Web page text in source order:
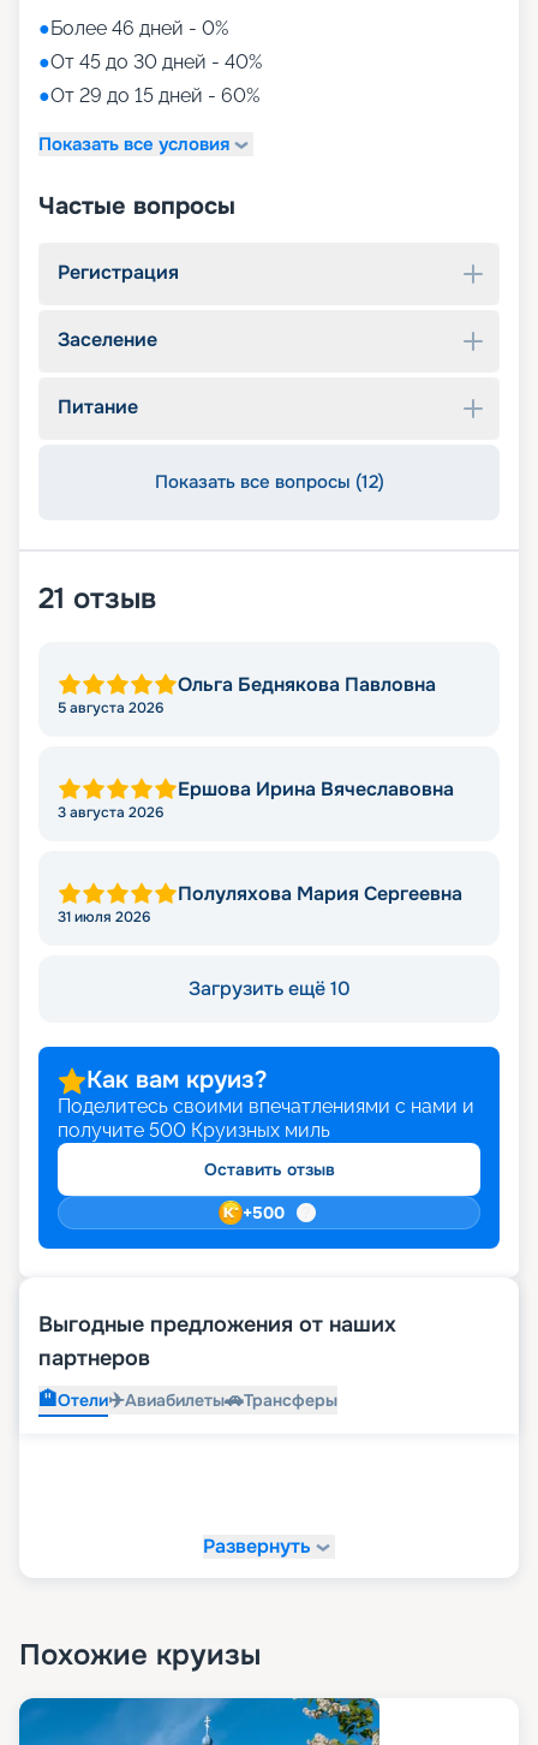
●Более 46 дней - 0%
●От 45 до 30 дней - 40%
●От 29 до 15 дней - 60%
Показать все условия
Частые вопросы
Регистрация
Заселение
Питание
Показать все вопросы (12)
21 отзыв
Ольга Беднякова Павловна
5 августа 2026
Ершова Ирина Вячеславовна
3 августа 2026
Полуляхова Мария Сергеевна
31 июля 2026
Загрузить ещё 10
Как вам круиз?
Поделитесь своими впечатлениями с нами и
получите 500 Круизных миль
Оставить отзыв
+500
Выгодные предложения от наших
партнеров
🏨Отели✈️Авиабилеты🚗Трансферы
Развернуть
Похожие круизы